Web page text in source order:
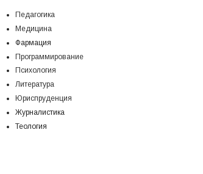
Педагогика
Медицина
Фармация
Программирование
Психология
Литература
Юриспруденция
Журналистика
Теология